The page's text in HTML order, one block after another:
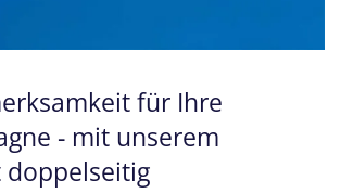
für Ihre
- mit unserem